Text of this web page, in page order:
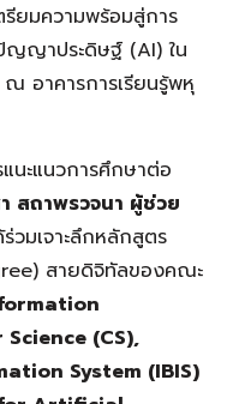
ยมความพร้อมสู่การ
ญญาประดิษฐ์ (AI) ใน
อาคารการเรียนรู้พหุ
นะแนวการศึกษาต่อ
สถาพรวจนา ผู้ช่วย
ร่วมเจาะลึกหลักสูตร
สายดิจิทัลของคณะ
(CS),
System (IBIS)